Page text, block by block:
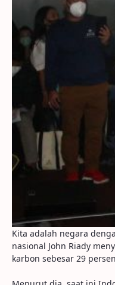
Kita adalah negara
nasional John Riady
karbon sebesar 29